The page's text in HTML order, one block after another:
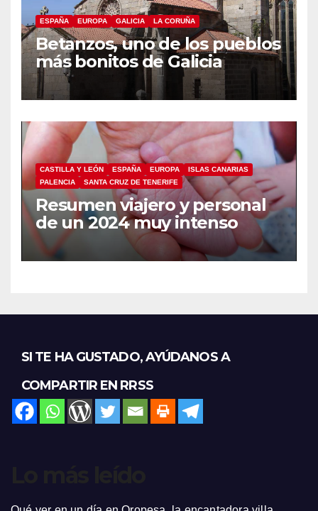
ESPAÑA EUROPA GALICIA LA CORUÑA
Betanzos, uno de los pueblos
más bonitos de Galicia
CASTILLA Y LEÓN ESPAÑA EUROPA
ISLAS CANARIAS
PALENCIA
SANTA CRUZ DE TENERIFE
Resumen viajero y personal
de un 2024 muy intenso
SI TE HA GUSTADO, AYÚDANOS A
COMPARTIR EN RRSS